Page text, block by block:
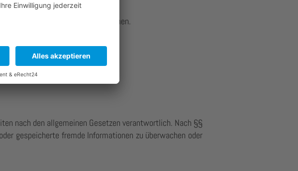
teilzunehmen.
nach den allgemeinen Gesetzen verantwortlich. Nach §§
gespeicherte fremde Informationen zu überwachen oder